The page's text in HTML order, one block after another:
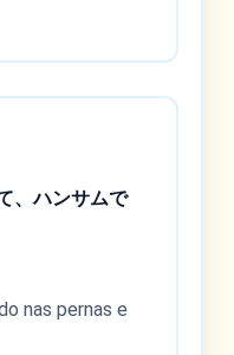
、ハンサムで
nas pernas e